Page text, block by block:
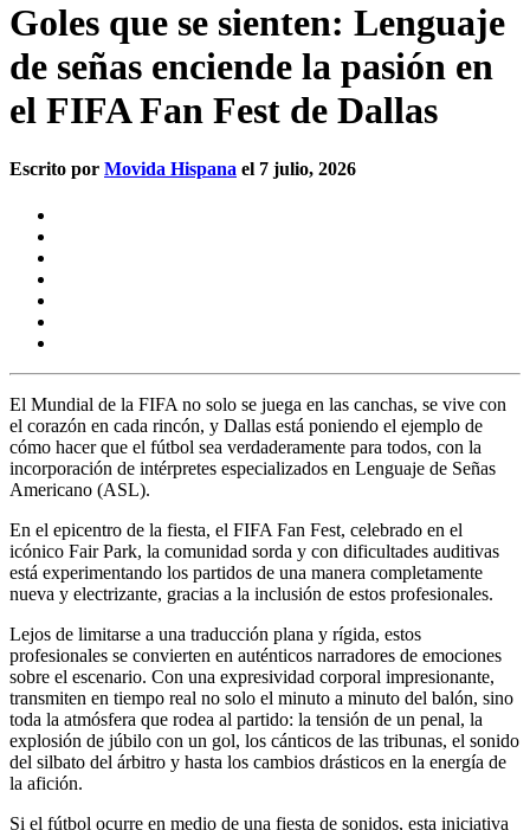
Goles que se sienten: Lenguaje
de señas enciende la pasión en
el FIFA Fan Fest de Dallas
Escrito por Movida Hispana el 7 julio, 2026
El Mundial de la FIFA no solo se juega en las canchas, se vive con
el corazón en cada rincón, y Dallas está poniendo el ejemplo de
cómo hacer que el fútbol sea verdaderamente para todos, con la
incorporación de intérpretes especializados en Lenguaje de Señas
Americano (ASL).
En el epicentro de la fiesta, el FIFA Fan Fest, celebrado en el
icónico Fair Park, la comunidad sorda y con dificultades auditivas
está experimentando los partidos de una manera completamente
nueva y electrizante, gracias a la inclusión de estos profesionales.
Lejos de limitarse a una traducción plana y rígida, estos
profesionales se convierten en auténticos narradores de emociones
sobre el escenario. Con una expresividad corporal impresionante,
transmiten en tiempo real no solo el minuto a minuto del balón, sino
toda la atmósfera que rodea al partido: la tensión de un penal, la
explosión de júbilo con un gol, los cánticos de las tribunas, el sonido
del silbato del árbitro y hasta los cambios drásticos en la energía de
la afición.
Si el fútbol ocurre en medio de una fiesta de sonidos, esta iniciativa